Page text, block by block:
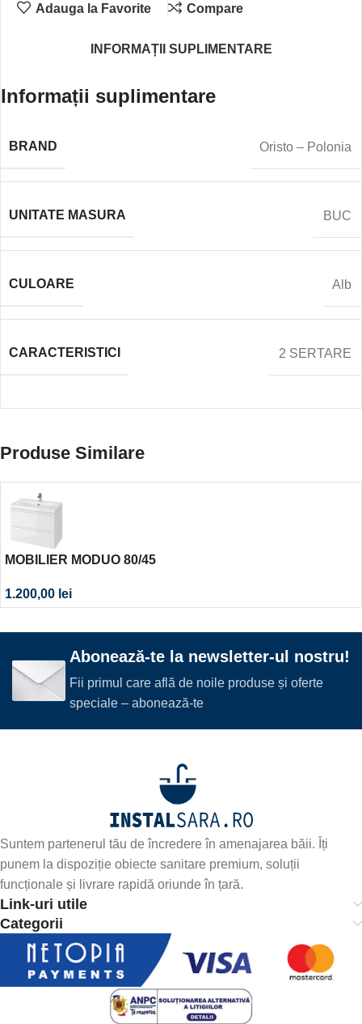
Adauga la Favorite Compare
INFORMAȚII SUPLIMENTARE
Informații suplimentare
BRAND Oristo – Polonia
UNITATE MASURA BUC
CULOARE Alb
CARACTERISTICI 2 SERTARE
Produse Similare
MOBILIER MODUO 80/45
1.200,00 lei
Abonează-te la newsletter-ul nostru!
Fii primul care află de noile produse și oferte
speciale – abonează-te
Suntem partenerul tău de încredere în amenajarea băii. Îți
punem la dispoziție obiecte sanitare premium, soluții
funcționale și livrare rapidă oriunde în țară.
Link-uri utile
Categorii